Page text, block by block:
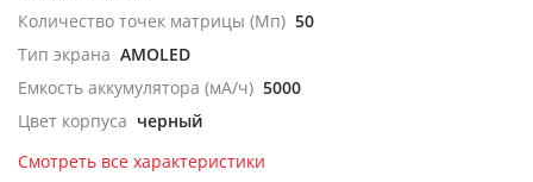
Количество точек матрицы (Мп) 50
Тип экрана AMOLED
Емкость аккумулятора (мА/ч) 5000
Цвет корпуса черный
Смотреть все характеристики